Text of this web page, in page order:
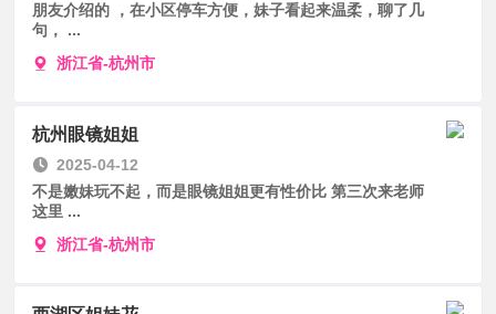
朋友介绍的 ，在小区停车方便，妹子看起来温柔，聊了几
句， ...
浙江省-杭州市
杭州眼镜姐姐
2025-04-12
不是嫩妹玩不起，而是眼镜姐姐更有性价比 第三次来老师
这里 ...
浙江省-杭州市